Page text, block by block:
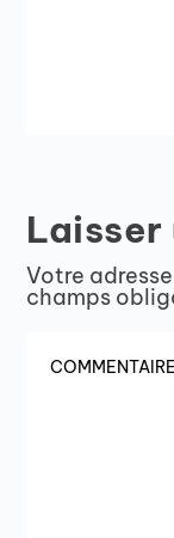
Laisser
Votre
champs